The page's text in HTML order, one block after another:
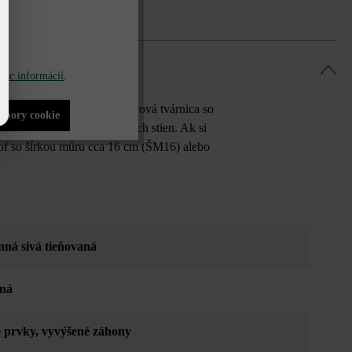
to ako stvorená. Táto múrová tvárnica so
nevzhľadných betónových stien. Ak si
so šírkou múru cca 16 cm (ŠM16) alebo
sivá tieňovaná
prvky, vyvýšené záhony
Viac informácií.
cookie